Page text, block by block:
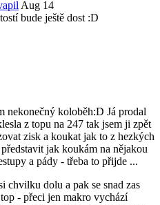
Aug 14
bude ještě dost :D
nekonečný koloběh:D Já prodal
z topu na 247 tak jsem ji zpět
zisk a koukat jak to z hezkých
jak koukám na nějakou
a pády - třeba to přijde ...
chvilku dolu a pak se snad zas
- přeci jen makro vychází